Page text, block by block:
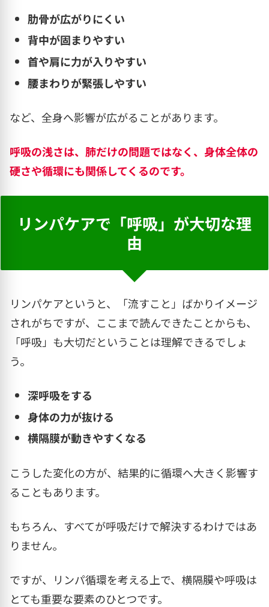
肋骨が広がりにくい
背中が固まりやすい
首や肩に力が入りやすい
腰まわりが緊張しやすい
など、全身へ影響が広がることがあります。
呼吸の浅さは、肺だけの問題ではなく、身体全体の
硬さや循環にも関係してくるのです。
リンパケアで「呼吸」が大切な理
由
リンパケアというと、「流すこと」ばかりイメージ
されがちですが、ここまで読んできたことからも、
「呼吸」も大切だということは理解できるでしょ
う。
深呼吸をする
身体の力が抜ける
横隔膜が動きやすくなる
こうした変化の方が、結果的に循環へ大きく影響す
ることもあります。
もちろん、すべてが呼吸だけで解決するわけではあ
りません。
ですが、リンパ循環を考える上で、横隔膜や呼吸は
とても重要な要素のひとつです。